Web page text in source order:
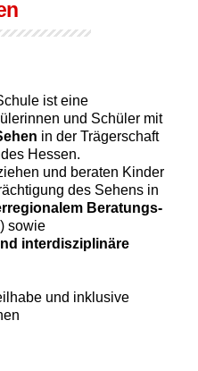
ist eine
und Schüler mit
in der Trägerschaft
Hessen.
und beraten Kinder
des Sehens in
Beratungs-
sowie
interdisziplinäre
und inklusive